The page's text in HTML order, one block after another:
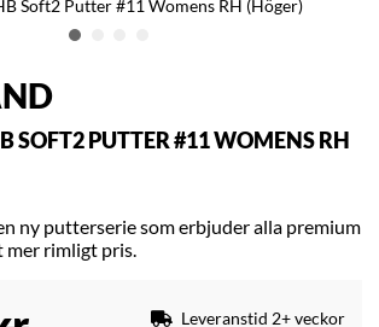
Soft2 Putter #11 Womens RH (Höger)
SOFT2 PUTTER #11 WOMENS RH
ny putterserie som erbjuder alla premium
rimligt pris.
Leveranstid 2+ veckor